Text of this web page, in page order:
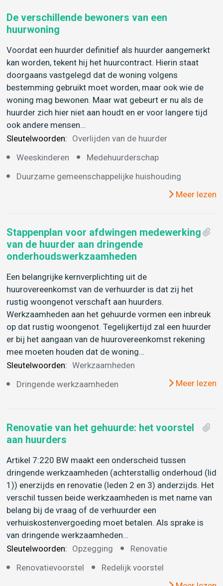
De verschillende bewoners van een
huurwoning
Voordat een huurder definitief als huurder aangemerkt
kan worden, tekent hij het huurcontract. Hierin staat
doorgaans vastgelegd dat de woning volgens
bestemming gebruikt moet worden, maar ook wie de
woning mag bewonen. Maar wat gebeurt er nu als de
huurder zich hier niet aan houdt en er voor langere tijd
ook andere mensen…
Sleutelwoorden: Overlijden van de huurder
Weeskinderen
Medehuurderschap
Duurzame gemeenschappelijke huishouding
Meer lezen
Stappenplan voor afdwingen medewerking
van de huurder aan dringende
onderhoudswerkzaamheden
Een belangrijke kernverplichting uit de
huurovereenkomst van de verhuurder is dat zij het
rustig woongenot verschaft aan huurders.
Werkzaamheden aan het gehuurde vormen een inbreuk
op dat rustig woongenot. Tegelijkertijd zal een huurder
er bij het aangaan van de huurovereenkomst rekening
mee moeten houden dat de woning…
Sleutelwoorden: Werkzaamheden
Dringende werkzaamheden
Meer lezen
Renovatie van het gehuurde: het voorstel
aan huurders
Artikel 7:220 BW maakt een onderscheid tussen
dringende werkzaamheden (achterstallig onderhoud (lid
1)) enerzijds en renovatie (leden 2 en 3) anderzijds. Het
verschil tussen beide werkzaamheden is met name van
belang bij de vraag of de verhuurder een
verhuiskostenvergoeding moet betalen. Als sprake is
van dringende werkzaamheden…
Sleutelwoorden: Opzegging
Renovatie
Renovatievoorstel
Redelijk voorstel